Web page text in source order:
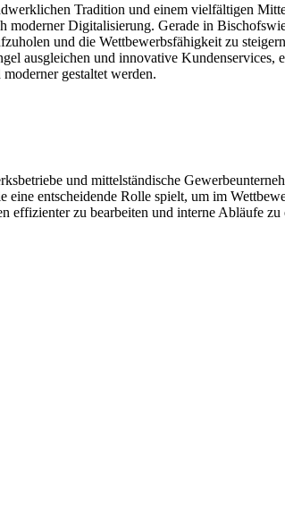
Tradition und einem vielfältigen
Digitalisierung. Gerade in
und die Wettbewerbsfähigkeit zu
ausgleichen und innovative
gestaltet werden.
und mittelständische
entscheidende Rolle spielt, um im
zu bearbeiten und interne Abläufe